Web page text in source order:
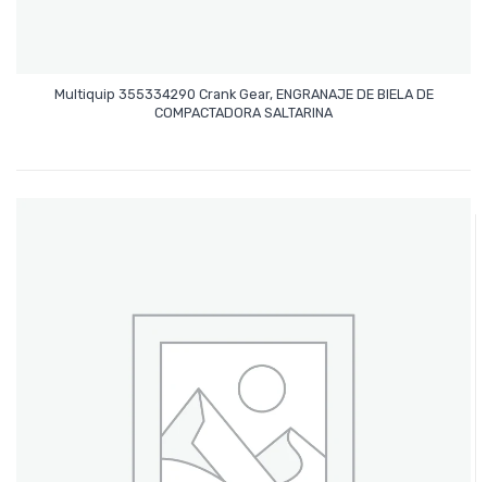
Multiquip 355334290 Crank Gear, ENGRANAJE DE BIELA DE
COMPACTADORA SALTARINA
Leer Más